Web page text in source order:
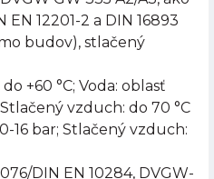
12201-2 a DIN 16893
budov), stlačený
+60 °C; Voda: oblasť
vzduch: do 70 °C
16 bar; Stlačený vzduch:
DIN EN 10284, DVGW-